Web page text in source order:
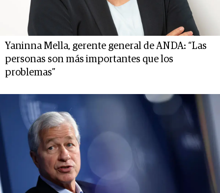
Yaninna Mella, gerente general de ANDA: “Las
personas son más importantes que los
problemas”